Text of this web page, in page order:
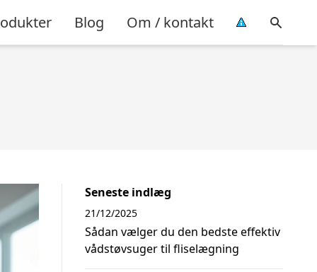
Blog Om / kontakt
Seneste indlæg
Sådan vælger du den bedste effektiv
vådstøvsuger til fliselægning
21/12/2025